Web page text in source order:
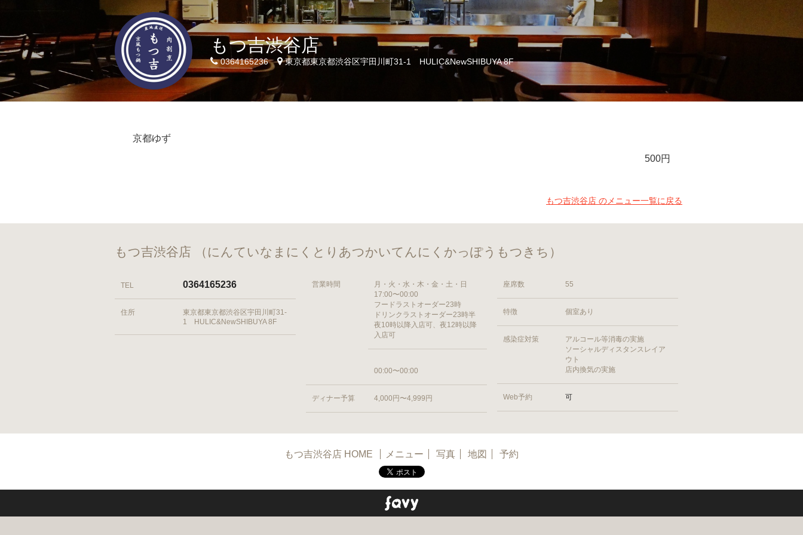
もつ吉渋谷店
0364165236 東京都東京都渋谷区宇田川町31-1 HULIC&NewSHIBUYA 8F
京都ゆず
500円
もつ吉渋谷店 のメニュー一覧に戻る
もつ吉渋谷店 （にんていなまにくとりあつかいてんにくかっぽうもつきち）
TEL 0364165236
住所
東京都東京都渋谷区宇田川町31-
1 HULIC&NewSHIBUYA 8F
営業時間
月・火・水・木・金・土・日
17:00〜00:00
フードラストオーダー23時
ドリンクラストオーダー23時半
夜10時以降入店可、夜12時以降
入店可
00:00〜00:00
ディナー予算 4,000円〜4,999円
座席数 55
特徴 個室あり
感染症対策
アルコール等消毒の実施
ソーシャルディスタンスレイア
ウト
店内換気の実施
Web予約 可
もつ吉渋谷店 HOME メニュー 写真 地図 予約